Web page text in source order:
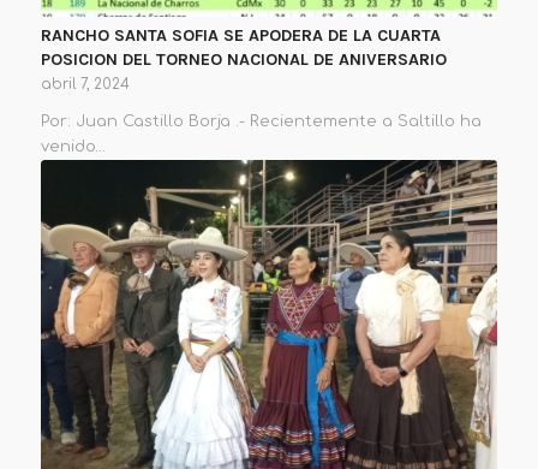
RANCHO SANTA SOFIA SE APODERA DE LA CUARTA
POSICION DEL TORNEO NACIONAL DE ANIVERSARIO
abril 7, 2024
Por: Juan Castillo Borja .- Recientemente a Saltillo ha
venido…